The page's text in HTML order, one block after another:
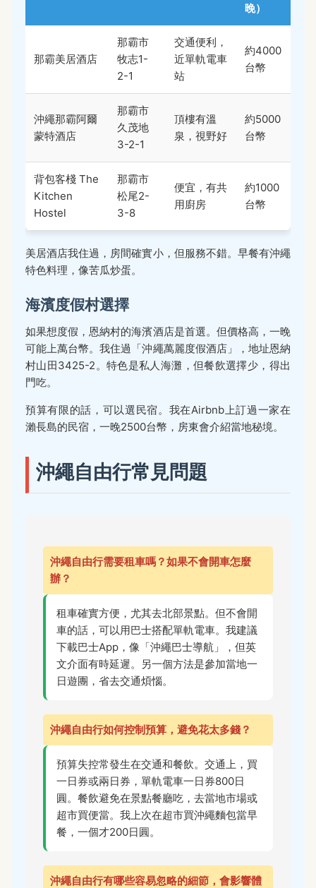
晚）
那霸美居酒店
那霸市
牧志1-
2-1
交通便利，
近單軌電車
站
約4000
台幣
沖繩那霸阿爾
蒙特酒店
那霸市
久茂地
3-2-1
頂樓有溫
泉，視野好
約5000
台幣
背包客棧 The
Kitchen
Hostel
那霸市
松尾2-
3-8
便宜，有共
用廚房
約1000
台幣
美居酒店我住過，房間確實小，但服務不錯。早餐有沖繩
特色料理，像苦瓜炒蛋。
海濱度假村選擇
如果想度假，恩納村的海濱酒店是首選。但價格高，一晚
可能上萬台幣。我住過「沖繩萬麗度假酒店」，地址恩納
村山田3425-2。特色是私人海灘，但餐飲選擇少，得出
門吃。
預算有限的話，可以選民宿。我在Airbnb上訂過一家在
瀨長島的民宿，一晚2500台幣，房東會介紹當地秘境。
沖繩自由行常見問題
沖繩自由行需要租車嗎？如果不會開車怎麼
辦？
租車確實方便，尤其去北部景點。但不會開
車的話，可以用巴士搭配單軌電車。我建議
下載巴士App，像「沖繩巴士導航」，但英
文介面有時延遲。另一個方法是參加當地一
日遊團，省去交通煩惱。
沖繩自由行如何控制預算，避免花太多錢？
預算失控常發生在交通和餐飲。交通上，買
一日券或兩日券，單軌電車一日券800日
圓。餐飲避免在景點餐廳吃，去當地市場或
超市買便當。我上次在超市買沖繩麵包當早
餐，一個才200日圓。
沖繩自由行有哪些容易忽略的細節，會影響體